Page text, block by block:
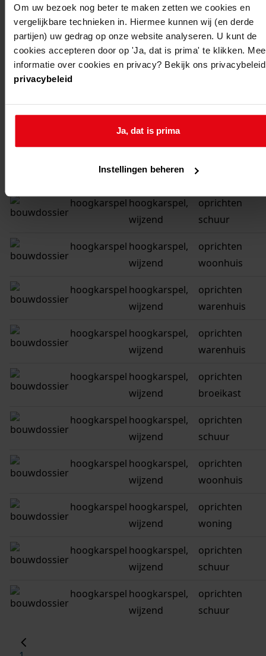
Om uw bezoek nog beter te maken zetten we cookies en
vergelijkbare technieken in. Hiermee kunnen wij (en derde
partijen) uw gedrag op onze website analyseren. U kunt de
cookies accepteren door op 'Ja, dat is prima' te klikken.
informatie over cookies en privacy? Bekijk ons privacybeleid
privacybeleid
Ja, dat is prima
Instellingen beheren
hoogkarspel hoogkarspel,
wijzend c 4
vernieuwen
zijgevel
hoogkarspel hoogkarspel,
wijzend
vernieuwen
noordgevel en
hoogkarspelhoogkarspel,
wijzend
oprichten
wijzend c 9
hoogkarspel hoogkarspel,
wijzend
oprichten
schuur
hoogkarspel hoogkarspel,
wijzend
oprichten
woonhuis
hoogkarspel hoogkarspel,
wijzend
oprichten
warenhuis
hoogkarspel hoogkarspel,
wijzend
oprichten
warenhuis
hoogkarspel hoogkarspel,
wijzend
oprichten
broeikast
hoogkarspel hoogkarspel,
wijzend
oprichten
schuur
hoogkarspel hoogkarspel,
wijzend
oprichten
woonhuis
hoogkarspel hoogkarspel,
wijzend
oprichten
woning
hoogkarspel hoogkarspel,
wijzend
oprichten
schuur
hoogkarspel hoogkarspel,
wijzend
oprichten
schuur